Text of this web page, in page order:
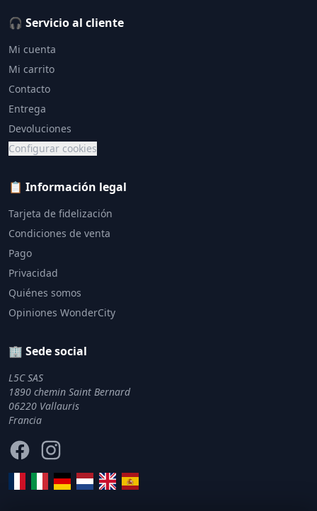
🎧 Servicio al cliente
Mi cuenta
Mi carrito
Contacto
Entrega
Devoluciones
Configurar cookies
📋 Información legal
Tarjeta de fidelización
Condiciones de venta
Pago
Privacidad
Quiénes somos
Opiniones WonderCity
🏢 Sede social
L5C SAS
1890 chemin Saint Bernard
06220 Vallauris
Francia
FacebookInstagram